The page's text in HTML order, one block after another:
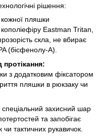
рішення:
кожної пляшки
Eastman Tritan,
скла, не вбирає
(бісфенолу-А).
протікання:
з додатковим фіксатором
пляшки в рюкзаку чи
спеціальний захисний шар
та запобігає
тактичних рукавичок.